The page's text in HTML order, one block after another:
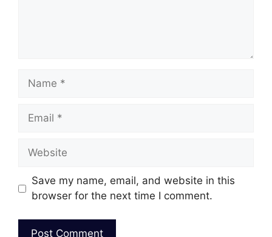
Name
Email
Website
Save my name, email, and website in this
browser for the next time I comment.